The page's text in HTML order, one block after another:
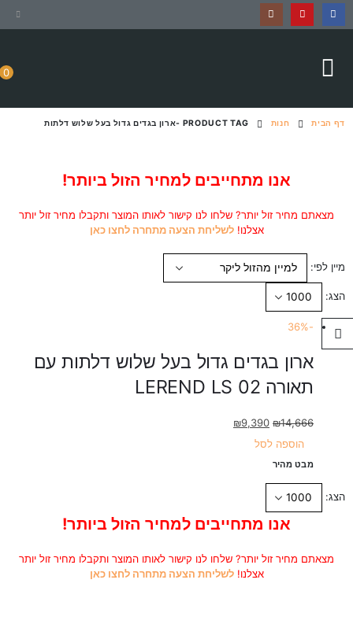
0
דף הבית חנות PRODUCT TAG - ארון בגדים גדול בעל שלוש דלתות
אנו מתחייבים למחיר הזול ביותר!
מצאתם מחיר זול יותר? שלחו לנו קישור לאותו המוצר ותקבלו מחיר זול יותר
אצלנו!לשליחת הצעה מתחרה לחצו כאן
מיין לפי:
הצג:
-36%
ארון בגדים גדול בעל שלוש דלתות עם
תאורה LEREND LS 02
₪14,666
המחיר
המקורי
היה:
₪9,390
הוספה לסל
מבט מהיר
הצג:
אנו מתחייבים למחיר הזול ביותר!
מצאתם מחיר זול יותר? שלחו לנו קישור לאותו המוצר ותקבלו מחיר זול יותר
אצלנו!לשליחת הצעה מתחרה לחצו כאן